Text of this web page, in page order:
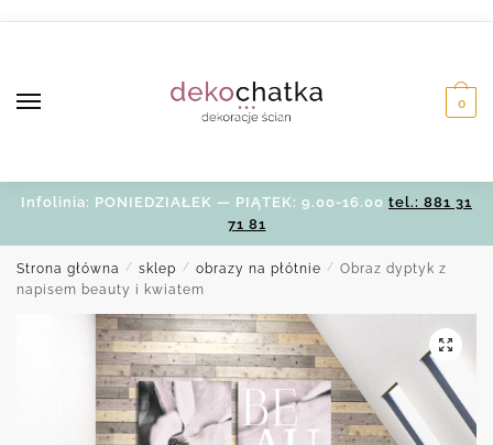
0
Infolinia: PONIEDZIAŁEK — PIĄTEK: 9.00-16.00 tel.: 881 31
71 81
Strona główna / sklep / obrazy na płótnie / Obraz dyptyk z
napisem beauty i kwiatem